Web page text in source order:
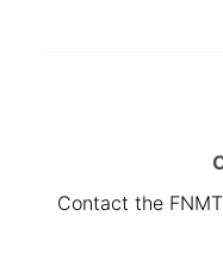
Contact the